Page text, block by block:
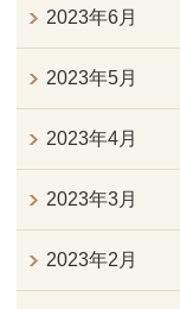
2023年6月
2023年5月
2023年4月
2023年3月
2023年2月